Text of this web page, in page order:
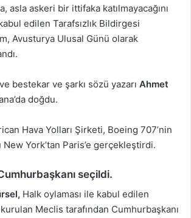
asla askeri bir ittifaka katılmayacağını
edilen Tarafsızlık Bildirgesi
Avusturya Ulusal Günü olarak
bestekar ve şarkı sözü yazarı Ahmet
doğdu.
Hava Yolları Şirketi, Boeing 707’nin
York’tan Paris’e gerçekleştirdi.
seçildi.
Halk oylaması ile kabul edilen
Meclis tarafından Cumhurbaşkanı